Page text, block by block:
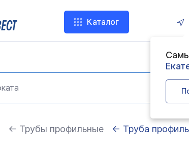
Каталог
← Трубы профильные ← Труба